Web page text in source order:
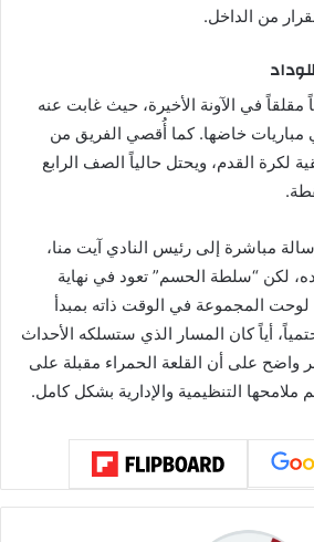
من الداخل.
مقلقاً في الآونة الأخيرة، حيث غابت عنه
مباريات خاضها. كما أُقصي الفريق من
لكرة القدم، ويحتل حالياً الصف الرابع
مباشرة إلى رئيس النادي آيت منا،
لكن “سلطة الحسم” تعود في نهاية
لوحت المجموعة في الوقت ذاته بمبدأ
أياً كان المسار الذي ستسلكه الأحداث
واضح على أن القلعة الحمراء مقبلة على
التنظيمية والإدارية بشكل كامل.